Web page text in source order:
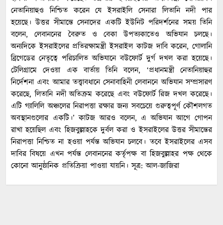
নেতানিয়াহুও নিশ্চিত করেন যে ইসরাইলি সেনারা লিতানি নদী পার
হয়েছে। উত্তর সীমান্তে সেনাদের একটি ইউনিট পরিদর্শনের সময় তিনি
বলেন, লেবাননের বৈরুত ও বেকা উপত্যকাতেও অভিযান চলছে।
অন্যদিকে ইসরাইলের প্রতিরক্ষামন্ত্রী ইসরাইল কাটজ দাবি করেন, গোলানি
ব্রিগেডের নেতৃত্বে পরিচালিত অভিযানে বউফোর্ট দুর্গ দখল করা হয়েছে।
টেলিগ্রামে দেওয়া এক বার্তায় তিনি বলেন, ‘প্রধানমন্ত্রী নেতানিয়াহুর
নির্দেশনা এবং আমার তত্ত্বাবধানে সেনাবাহিনী লেবাননে অভিযান সম্প্রসারণ
করেছে, লিতানি নদী অতিক্রম করেছে এবং বউফোর্ট রিজ দখল করেছে।
এটি গ্যালিলি অঞ্চলের নিরাপত্তা রক্ষার জন্য সবচেয়ে গুরুত্বপূর্ণ কৌশলগত
অবস্থানগুলোর একটি।’ কাটজ আরও বলেন, এ অভিযান আগে গোপন
রাখা হয়েছিল এবং হিজবুল্লাহকে দুর্বল করা ও ইসরাইলের উত্তর সীমান্তের
নিরাপত্তা নিশ্চিত না হওয়া পর্যন্ত অভিযান চলবে। তবে ইসরাইলের এসব
দাবির বিষয়ে এখন পর্যন্ত লেবাননের কর্তৃপক্ষ বা হিজবুল্লাহর পক্ষ থেকে
কোনো আনুষ্ঠানিক প্রতিক্রিয়া পাওয়া যায়নি। সূত্র: আল-জাজিরা